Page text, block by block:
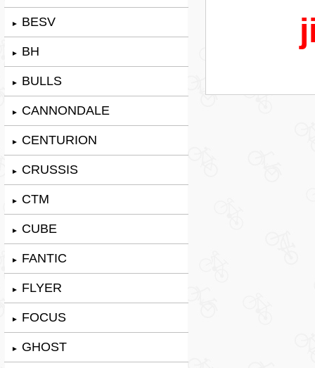
► BESV
► BH
► BULLS
► CANNONDALE
► CENTURION
► CRUSSIS
► CTM
► CUBE
► FANTIC
► FLYER
► FOCUS
► GHOST